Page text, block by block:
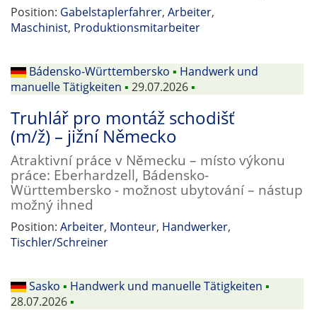
Position: Gabelstaplerfahrer, Arbeiter,
Maschinist, Produktionsmitarbeiter
Bádensko-Württembersko ▪ Handwerk und
manuelle Tätigkeiten ▪ 29.07.2026▪
Truhlář pro montáž schodišť
(m/ž) – jižní Německo
Atraktivní práce v Německu – místo výkonu
práce: Eberhardzell, Bádensko-
Württembersko - možnost ubytování – nástup
možný ihned
Position: Arbeiter, Monteur, Handwerker,
Tischler/Schreiner
Sasko ▪ Handwerk und manuelle Tätigkeiten ▪
28.07.2026▪